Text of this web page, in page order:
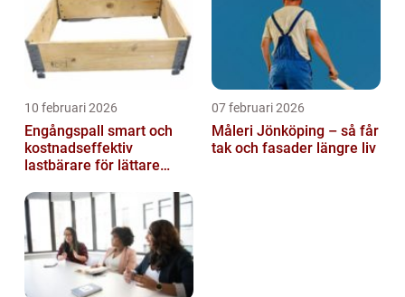
10 februari 2026
Engångspall smart och
kostnadseffektiv
lastbärare för lättare
07 februari 2026
Måleri Jönköping – så får
tak och fasader längre liv